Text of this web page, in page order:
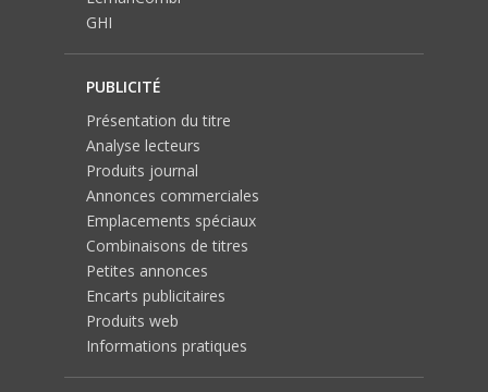
GHI
PUBLICITÉ
Présentation du titre
Analyse lecteurs
Produits journal
Annonces commerciales
Emplacements spéciaux
Combinaisons de titres
Petites annonces
Encarts publicitaires
Produits web
Informations pratiques